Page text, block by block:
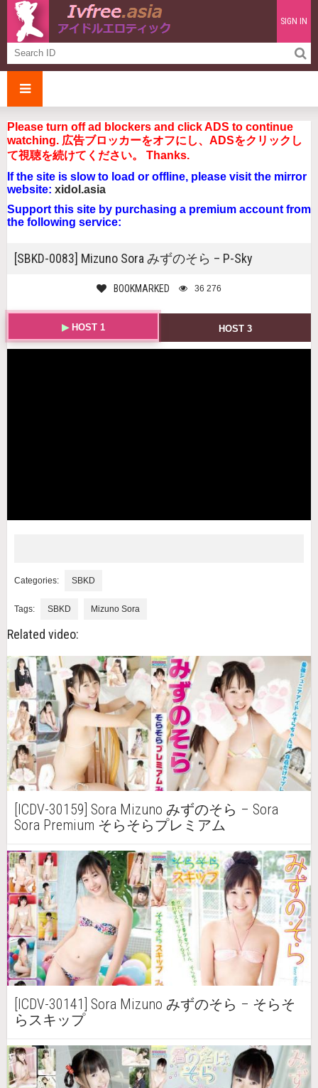
SIGN IN
Please turn off ad blockers and click ADS to continue
watching. 広告ブロッカーをオフにし、ADSをクリックし
て視聴を続けてください。 Thanks.
If the site is slow to load or offline, please visit the mirror
website: xidol.asia
Support this site by purchasing a premium account from
the following service:
[SBKD-0083] Mizuno Sora みずのそら – P-Sky
BOOKMARKED 36 276
HOST 1 HOST 3
Categories: SBKD
Tags: SBKD Mizuno Sora
Related video:
[ICDV-30159] Sora Mizuno みずのそら – Sora
Sora Premium そらそらプレミアム
[ICDV-30141] Sora Mizuno みずのそら – そらそ
らスキップ